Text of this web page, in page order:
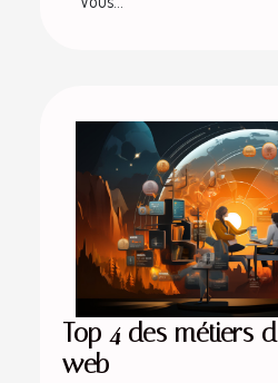
Top 4 des métiers
web